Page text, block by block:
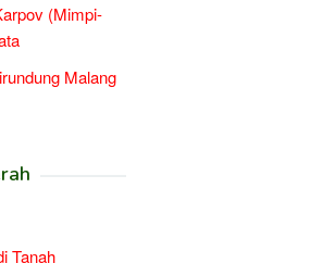
(Mimpi-
Malang
Tanah